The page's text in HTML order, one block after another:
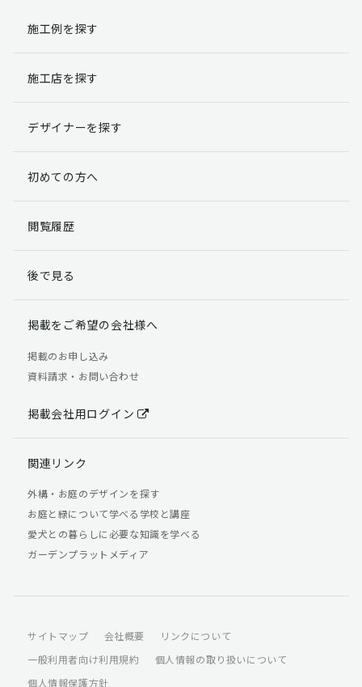
施工例を探す
施工店を探す
デザイナーを探す
初めての方へ
閲覧履歴
後で見る
掲載をご希望の会社様へ
掲載のお申し込み
資料請求・お問い合わせ
掲載会社用ログイン
関連リンク
外構・お庭のデザインを探す
お庭と緑について学べる学校と講座
愛犬との暮らしに必要な知識を学べる
ガーデンプラットメディア
サイトマップ 会社概要
リンクについて
一般利用者向け利用規約
個人情報の取り扱いについて
個人情報保護方針